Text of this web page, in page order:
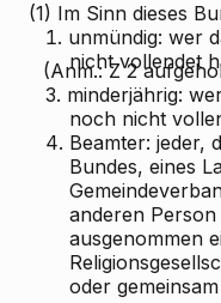
(1) Im Sinn dieses
1. unmündig: wer
nicht vollendet
(Anm.: Z 2
3. minderjährig:
noch nicht
4. Beamter: jeder,
Bundes, eines
anderen
ausgenommen
oder